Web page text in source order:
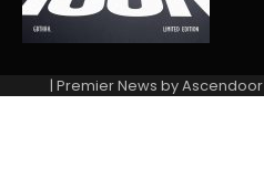
| Premier News byAscendoor